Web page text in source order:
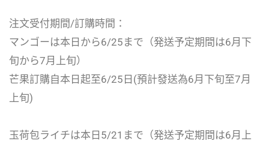
注文受付期間/訂購時間：
マンゴーは本日から6/25まで（発送予定期間は6月下
旬から7月上旬）
芒果訂購自本日起至6/25日(預計發送為6月下旬至7月
上旬)
玉荷包ライチは本日5/21まで（発送予定期間は6月上